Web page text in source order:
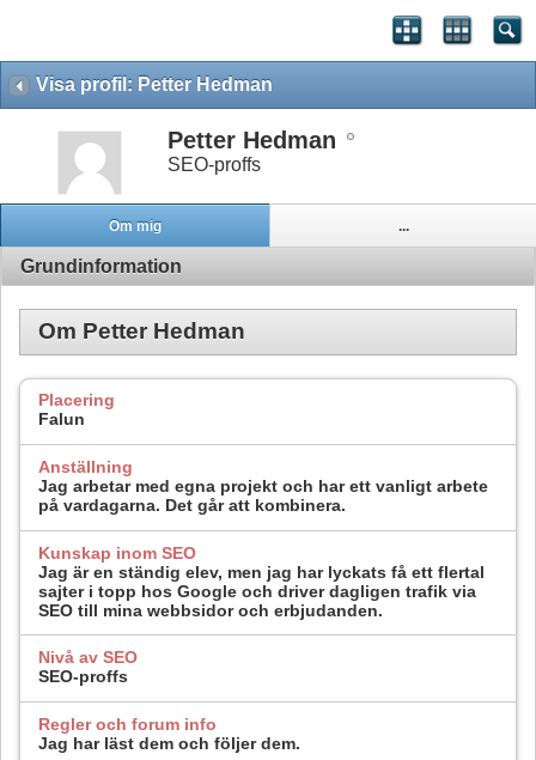
Visa profil: Petter Hedman
Petter Hedman
SEO-proffs
Om mig ...
Grundinformation
Om Petter Hedman
Placering
Falun
Anställning
Jag arbetar med egna projekt och har ett vanligt arbete
på vardagarna. Det går att kombinera.
Kunskap inom SEO
Jag är en ständig elev, men jag har lyckats få ett flertal
sajter i topp hos Google och driver dagligen trafik via
SEO till mina webbsidor och erbjudanden.
Nivå av SEO
SEO-proffs
Regler och forum info
Jag har läst dem och följer dem.